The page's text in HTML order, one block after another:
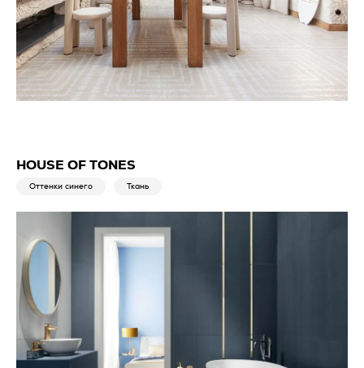
HOUSE OF TONES
Оттенки синего Ткань